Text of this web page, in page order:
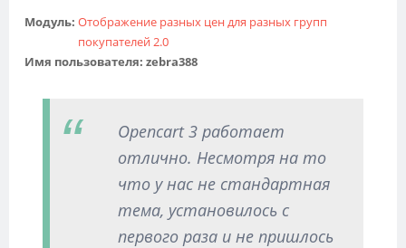
Модуль:Отображение разных цен для разных групп
покупателей 2.0
Имя пользователя:zebra388
Opencart 3 работает
отлично. Несмотря на то
что у нас не стандартная
тема, установилось с
первого раза и не пришлось